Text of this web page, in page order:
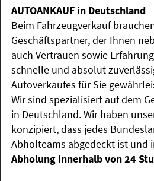
AUTOANKAUF in Deutschland
Beim Fahrzeugverkauf
Geschäftspartner, der Ihnen
auch Vertrauen sowie
schnelle und absolut
Autoverkaufes für Sie
Wir sind spezialisiert auf dem
in Deutschland. Wir haben
konzipiert, dass jedes
Abholteams abgedeckt ist und
Abholung innerhalb von 24